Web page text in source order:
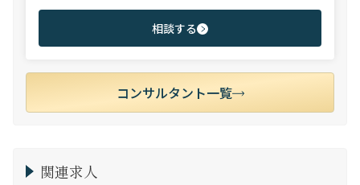
相談する
コンサルタント一覧
関連求人